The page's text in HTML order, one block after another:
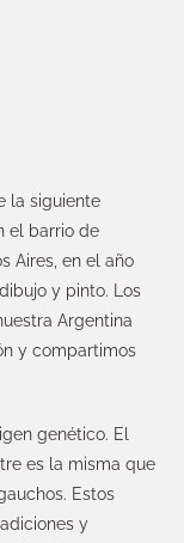
la siguiente
el barrio de
Aires, en el año
y pinto. Los
Argentina
y compartimos
genético. El
es la misma que
Estos
y